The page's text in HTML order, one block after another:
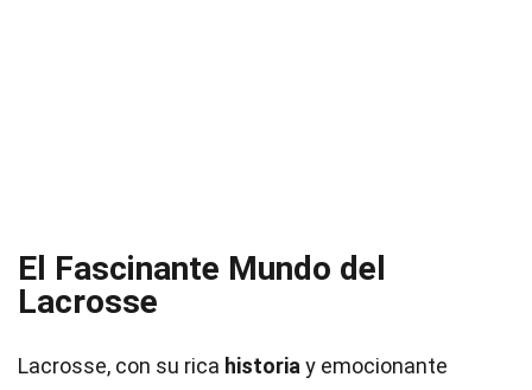
El Fascinante Mundo del
Lacrosse
Lacrosse, con su rica historia y emocionante